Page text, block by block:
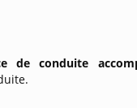
de conduite